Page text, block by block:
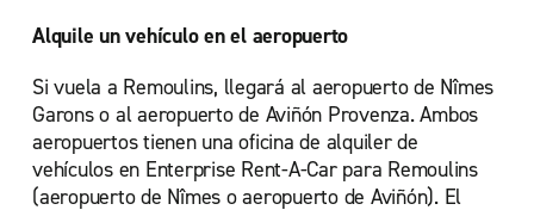
Alquile un vehículo en el aeropuerto
Si vuela a Remoulins, llegará al aeropuerto de Nîmes
Garons o al aeropuerto de Aviñón Provenza. Ambos
aeropuertos tienen una oficina de alquiler de
vehículos en Enterprise Rent-A-Car para Remoulins
(aeropuerto de Nîmes o aeropuerto de Aviñón). El